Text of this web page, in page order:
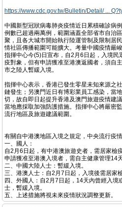
https://www.cdc.gov.tw/Bulletin/Detail/ ...
中國新型冠狀病毒肺炎疫情近日累積確診病
例數已超過兩萬例，範圍涵蓋全部省市自治
聚，且各大城市開始執行陸運管制及限制居
情社區傳播範圍可能擴大。考量中國疫情嚴
指揮中心今(5)日宣布，自2月6日起，入境
疫對象，但有申請獲准至港澳返國者，須自
市之陸人暫緩入境。
指揮中心表示，香港已發生零星未知來源之
鏈發生；另澳門近日有博彩業員工感染，當
切，故自即日起提升香港及澳門旅遊疫情建
當地應採取加強防護措施。指揮中心將嚴密
流行地區及旅遊建議範圍。
有關自中港澳地區入境之規定，中央流行疫
一、國人：
自2月6日起，有中港澳旅遊史者，需居家檢
申請獲准至港澳入境者，需自主健康管理14天
二、中國大陸人士：暫緩入境。
三、港澳人士：自2月7日起，入境後需居家
四、外國人：自2月7日起，14天內曾經入境
士，暫緩入境。
五、上述措施將視未來疫情狀況調整更新。